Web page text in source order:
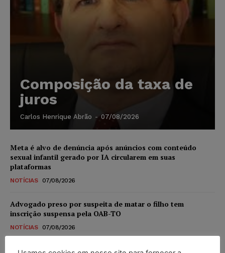
Composição da taxa de
juros
Carlos Henrique Abrão - 07/08/2026
Meta é alvo de denúncia após anúncios com conteúdo
sexual infantil gerado por IA circularem em suas
plataformas
NOTÍCIAS 07/08/2026
Advogado preso por suspeita de matar o filho tem
inscrição suspensa pela OAB-TO
NOTÍCIAS 07/08/2026
STF amplia isenção de IBS e CBS na compra de veículos